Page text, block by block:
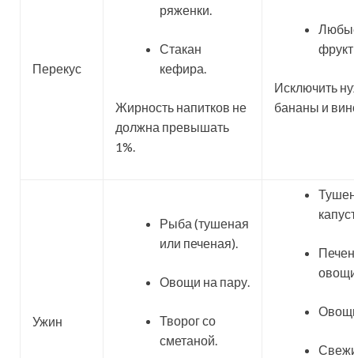
Перекус
ряженки.
Стакан
кефира.
Жирность напитков не
должна превышать
1%.
Исключить
бананы и
Ужин
Рыба (тушеная
или печеная).
Овощи на пару.
Творог со
сметаной.